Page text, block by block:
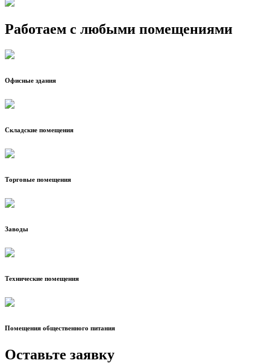
Работаем с любыми помещениями
Офисные здания
Складские помещения
Торговые помещения
Заводы
Технические помещения
Помещения общественного питания
Оставьте заявку